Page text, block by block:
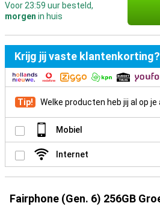
Voor 23:59 uur besteld,
morgen in huis
Krijg jij vaste klantenkorting?
Tip! Welke producten heb jij al op je
Mobiel
Internet
Fairphone (Gen. 6) 256GB